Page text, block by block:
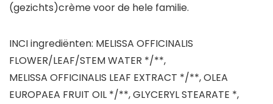
(gezichts)crème voor de hele familie.
INCI ingrediënten: MELISSA OFFICINALIS
FLOWER/LEAF/STEM WATER */**,
MELISSA OFFICINALIS LEAF EXTRACT */**, OLEA
EUROPAEA FRUIT OIL */**, GLYCERYL STEARATE *,